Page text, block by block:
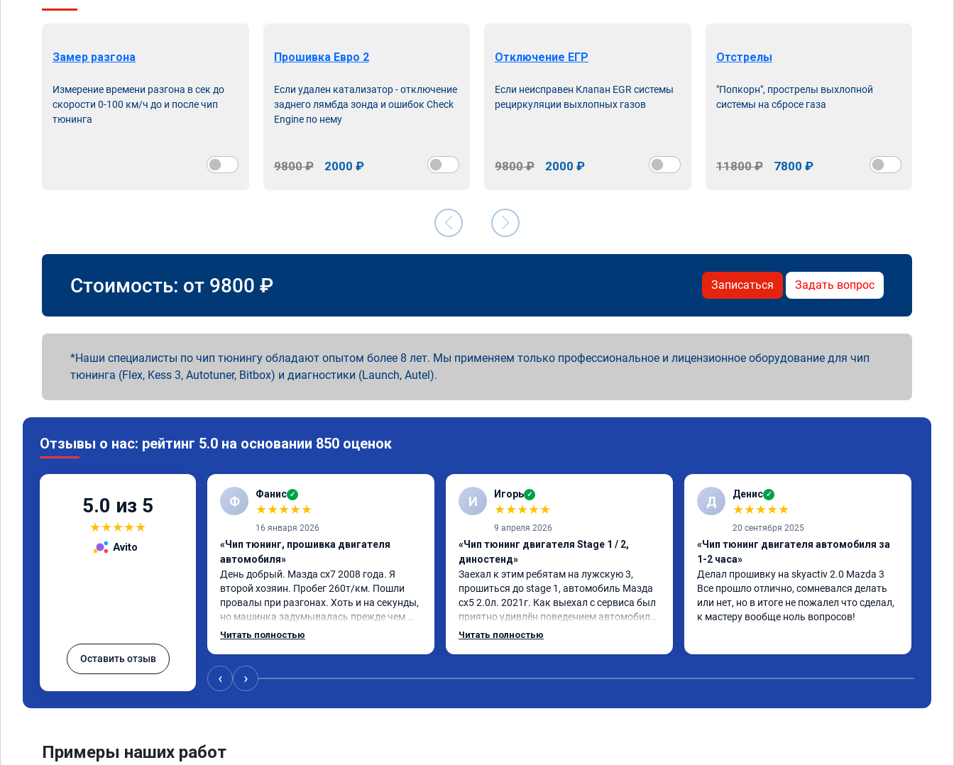
Замер разгона
Измерение времени разгона в сек до
скорости 0-100 км/ч до и после чип
тюнинга
Прошивка Евро 2
Если удален катализатор - отключение
заднего лямбда зонда и ошибок Check
Engine по нему
9800 ₽ 2000 ₽
Отключение ЕГР
Если неисправен Клапан EGR системы
рециркуляции выхлопных газов
9800 ₽ 2000 ₽
Отстрелы
"Попкорн", прострелы выхлопной
системы на сбросе газа
11800 ₽ 7800 ₽
Стоимость: от 9800 ₽ Записаться Задать вопрос
Наши специалисты по чип тюнингу обладают опытом более 8 лет. Мы применяем только профессиональное и лицензионное оборудование для чип
тюнинга (Flex, Kess 3, Autotuner, Bitbox) и диагностики (Launch, Autel).
Отзывы о нас: рейтинг 5.0 на основании 850 оценок
5.0 из 5
★★★★★
Avito
Оставить отзыв
Ф Фанис ✓
★★★★★
16 января 2026
«Чип тюнинг, прошивка двигателя
автомобиля»
День добрый. Мазда сх7 2008 года. Я
второй хозяин. Пробег 260т/км. Пошли
провалы при разгонах. Хоть и на секунды,
но машинка задумывалась прежде чем
разогнаться. Года 4 назад удалял
пообщавшись с людьми, решил всё таки
сделать перепрошивку. Увидел в авито
конечно отличается от заявленной. Но
Читать полностью
И Игорь ✓
★★★★★
9 апреля 2026
«Чип тюнинг двигателя Stage 1 / 2,
диностенд»
Заехал к этим ребятам на лужскую 3,
прошиться до stage 1, автомобиль Мазда
сх5 2.0л. 2021г. Как выехал с сервиса был
приятно удивлён поведением автомобиля,
педаль газа стала отзывчивее, и резче что
Читать полностью
Д Денис ✓
★★★★★
20 сентября 2025
«Чип тюнинг двигателя автомобиля за
1-2 часа»
Делал прошивку на skyactiv 2.0 Mazda 3
Все прошло отлично, сомневался делать
или нет, но в итоге не пожалел что сделал,
к мастеру вообще ноль вопросов!
‹ ›
Примеры наших работ